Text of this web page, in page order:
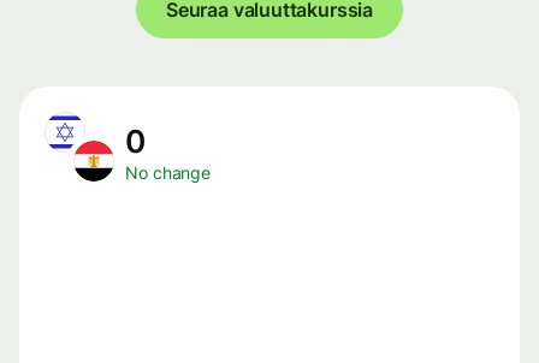
Seuraa valuuttakurssia
0
No change